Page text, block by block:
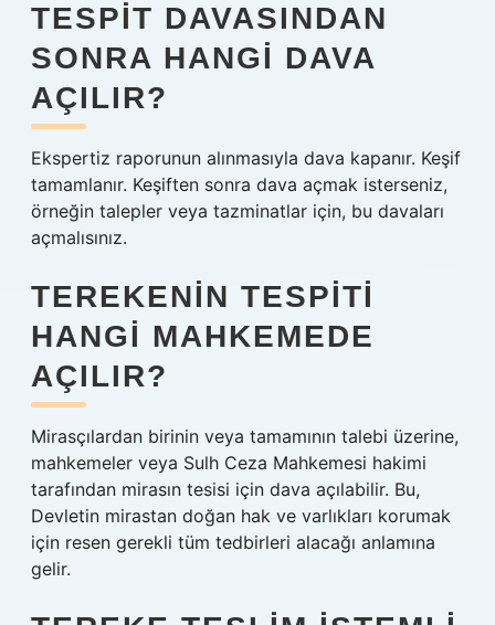
TESPIT DAVASINDAN
SONRA HANGI DAVA
AÇILIR?
Ekspertiz raporunun alınmasıyla dava kapanır. Keşif
tamamlanır. Keşiften sonra dava açmak isterseniz,
örneğin talepler veya tazminatlar için, bu davaları
açmalısınız.
TEREKENIN TESPITI
HANGI MAHKEMEDE
AÇILIR?
Mirasçılardan birinin veya tamamının talebi üzerine,
mahkemeler veya Sulh Ceza Mahkemesi hakimi
tarafından mirasın tesisi için dava açılabilir. Bu,
Devletin mirastan doğan hak ve varlıkları korumak
için resen gerekli tüm tedbirleri alacağı anlamına
gelir.